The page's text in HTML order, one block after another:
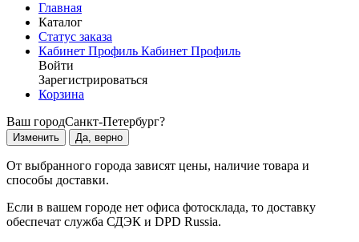
Главная
Каталог
Статус заказа
Кабинет Профиль Кабинет Профиль
Войти
Зарегистрироваться
Корзина
Ваш городСанкт-Петербург?
Изменить Да, верно
От выбранного города зависят цены, наличие товара и
способы доставки.
Если в вашем городе нет офиса фотосклада, то доставку
обеспечат служба СДЭК и DPD Russia.